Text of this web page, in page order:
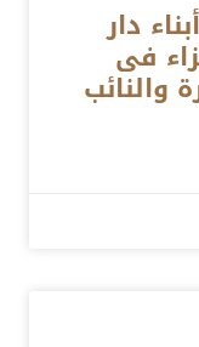
دار
فى
والنائب